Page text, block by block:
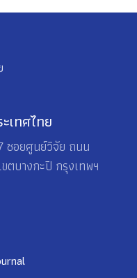
เทศไทย
ซอยศูนย์วิจัย ถนน
ตบางกะปิ กรุงเทพฯ